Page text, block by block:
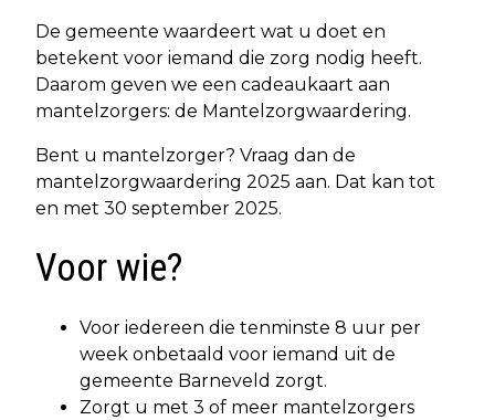
De gemeente waardeert wat u doet en
betekent voor iemand die zorg nodig heeft.
Daarom geven we een cadeaukaart aan
mantelzorgers: de Mantelzorgwaardering.
Bent u mantelzorger? Vraag dan de
mantelzorgwaardering 2025 aan. Dat kan tot
en met 30 september 2025.
Voor wie?
Voor iedereen die tenminste 8 uur per
week onbetaald voor iemand uit de
gemeente Barneveld zorgt.
Zorgt u met 3 of meer mantelzorgers